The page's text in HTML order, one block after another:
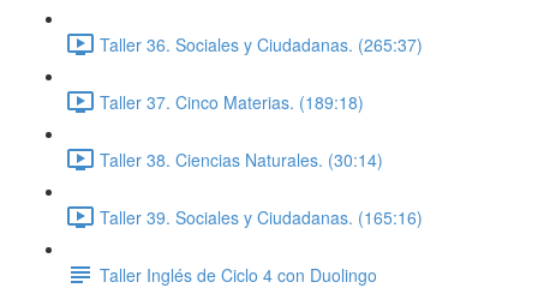
Taller 36. Sociales y Ciudadanas. (265:37)
Taller 37. Cinco Materias. (189:18)
Taller 38. Ciencias Naturales. (30:14)
Taller 39. Sociales y Ciudadanas. (165:16)
Taller Inglés de Ciclo 4 con Duolingo